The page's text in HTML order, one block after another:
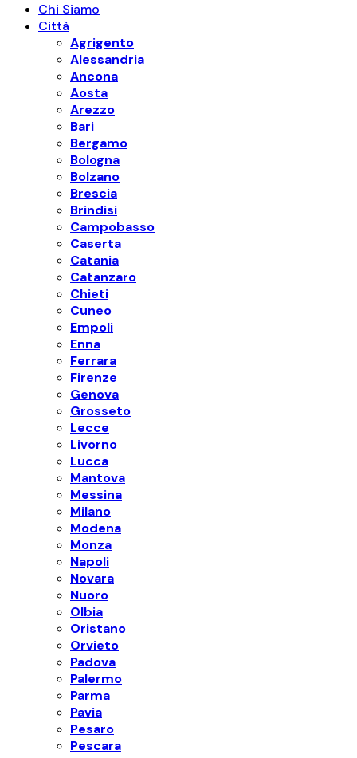
Chi Siamo
Città
Agrigento
Alessandria
Ancona
Aosta
Arezzo
Bari
Bergamo
Bologna
Bolzano
Brescia
Brindisi
Campobasso
Caserta
Catania
Catanzaro
Chieti
Cuneo
Empoli
Enna
Ferrara
Firenze
Genova
Grosseto
Lecce
Livorno
Lucca
Mantova
Messina
Milano
Modena
Monza
Napoli
Novara
Nuoro
Olbia
Oristano
Orvieto
Padova
Palermo
Parma
Pavia
Pesaro
Pescara